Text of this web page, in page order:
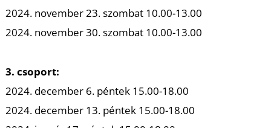
2024. november 23. szombat 10.00-13.00
2024. november 30. szombat 10.00-13.00
3. csoport:
2024. december 6. péntek 15.00-18.00
2024. december 13. péntek 15.00-18.00